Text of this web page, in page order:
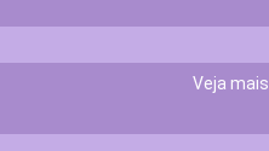
Veja mais